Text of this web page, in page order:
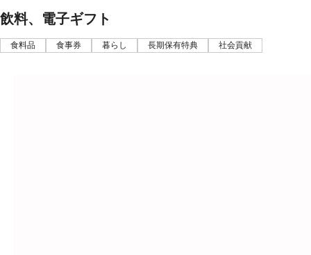
飲料、電子ギフト
食料品 食事券 暮らし 長期保有特典 社会貢献